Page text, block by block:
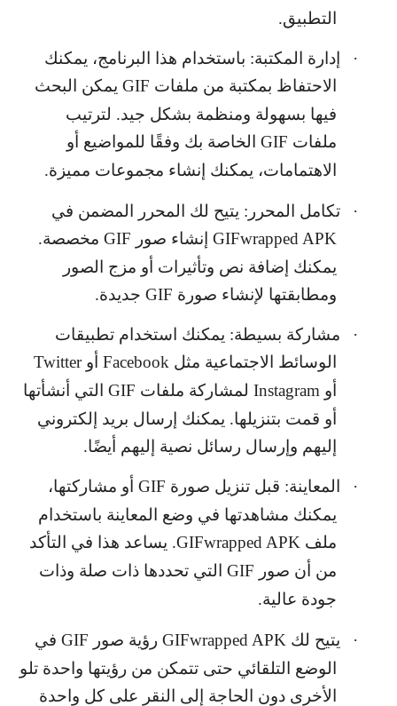
التطبيق.
·
إدارة المكتبة: باستخدام هذا البرنامج، يمكنك
الاحتفاظ بمكتبة من ملفات GIF يمكن البحث
فيها بسهولة ومنظمة بشكل جيد. لترتيب
ملفات GIF الخاصة بك وفقًا للمواضيع أو
الاهتمامات، يمكنك إنشاء مجموعات مميزة.
·
تكامل المحرر: يتيح لك المحرر المضمن في
GIFwrapped APK إنشاء صور GIF مخصصة.
يمكنك إضافة نص وتأثيرات أو مزج الصور
ومطابقتها لإنشاء صورة GIF جديدة.
·
مشاركة بسيطة: يمكنك استخدام تطبيقات
الوسائط الاجتماعية مثل Facebook أوTwitter
أو Instagram لمشاركة ملفات GIF التي أنشأتها
أو قمت بتنزيلها. يمكنك إرسال بريد إلكتروني
إليهم وإرسال رسائل نصية إليهم أيضًا.
· المعاينة: قبل تنزيل صورة GIF أو مشاركتها،
يمكنك مشاهدتها في وضع المعاينة باستخدام
ملف GIFwrapped APK. يساعد هذا في التأكد
من أن صور GIF التي تحددها ذات صلة وذات
جودة عالية.
· يتيح لك GIFwrapped APK رؤية صور GIF في
الوضع التلقائي حتى تتمكن من رؤيتها واحدة تلو
الأخرى دون الحاجة إلى النقر على كل واحدة